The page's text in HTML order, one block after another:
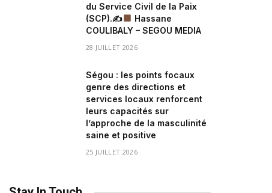
du Service Civil de la Paix
(SCP).✍
Hassane
COULIBALY – SEGOU MEDIA
28 JUILLET 2026
Ségou : les points focaux
genre des directions et
services locaux renforcent
leurs capacités sur
l’approche de la masculinité
saine et positive
25 JUILLET 2026